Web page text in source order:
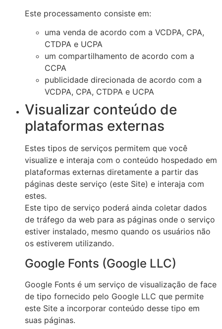
Este processamento consiste em:
uma venda de acordo com a VCDPA, CPA,
CTDPA e UCPA
um compartilhamento de acordo com a
CCPA
publicidade direcionada de acordo com a
VCDPA, CPA, CTDPA e UCPA
Visualizar conteúdo de
plataformas externas
Estes tipos de serviços permitem que você
visualize e interaja com o conteúdo hospedado em
plataformas externas diretamente a partir das
páginas deste serviço (este Site) e interaja com
estes.
Este tipo de serviço poderá ainda coletar dados
de tráfego da web para as páginas onde o serviço
estiver instalado, mesmo quando os usuários não
os estiverem utilizando.
Google Fonts (Google LLC)
Google Fonts é um serviço de visualização de face
de tipo fornecido pelo Google LLC que permite
este Site a incorporar conteúdo desse tipo em
suas páginas.